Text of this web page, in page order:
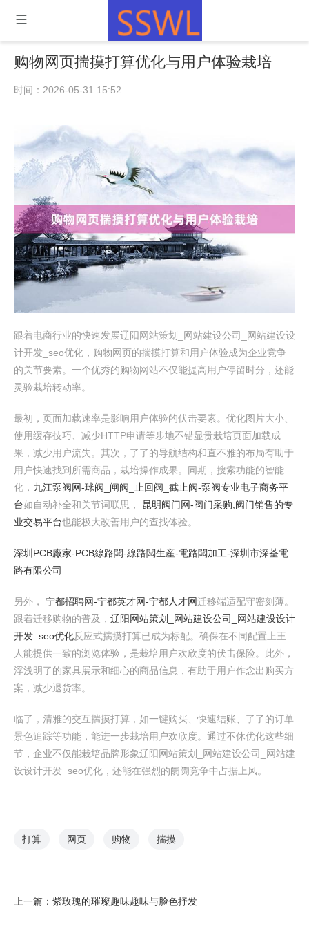
购物网页揣摸打算优化与用户体验栽培
时间：2026-05-31 15:52
跟着电商行业的快速发展辽阳网站策划_网站建设公司_网站建设设
计开发_seo优化，购物网页的揣摸打算和用户体验成为企业竞争
的关节要素。一个优秀的购物网站不仅能提高用户停留时分，还能
灵验栽培转动率。
最初，页面加载速率是影响用户体验的伏击要素。优化图片大小、
使用缓存技巧、减少HTTP申请等步地不错显贵栽培页面加载成
果，减少用户流失。其次，了了的导航结构和直不雅的布局有助于
用户快速找到所需商品，栽培操作成果。同期，搜索功能的智能
化， 九江泵阀网-球阀_闸阀_止回阀_截止阀-泵阀专业电子商务平
台如自动补全和关节词联思， 昆明阀门网-阀门采购,阀门销售的专
业交易平台也能极大改善用户的查找体验。
深圳PCB廠家-PCB線路闆-線路闆生産-電路闆加工-深圳市深荃電
路有限公司
另外， 宁都招聘网-宁都英才网-宁都人才网迁移端适配守密刻薄。
跟着迁移购物的普及， 辽阳网站策划_网站建设公司_网站建设设计
开发_seo优化反应式揣摸打算已成为标配。确保在不同配置上王
人能提供一致的浏览体验，是栽培用户欢欣度的伏击保险。此外，
浮浅明了的家具展示和细心的商品信息，有助于用户作念出购买方
案，减少退货率。
临了，清雅的交互揣摸打算，如一键购买、快速结账、了了的订单
景色追踪等功能，能进一步栽培用户欢欣度。通过不休优化这些细
节，企业不仅能栽培品牌形象辽阳网站策划_网站建设公司_网站建
设设计开发_seo优化，还能在强烈的阛阓竞争中占据上风。
打算 网页 购物 揣摸
上一篇： 紫玫瑰的璀璨趣味趣味与脸色抒发